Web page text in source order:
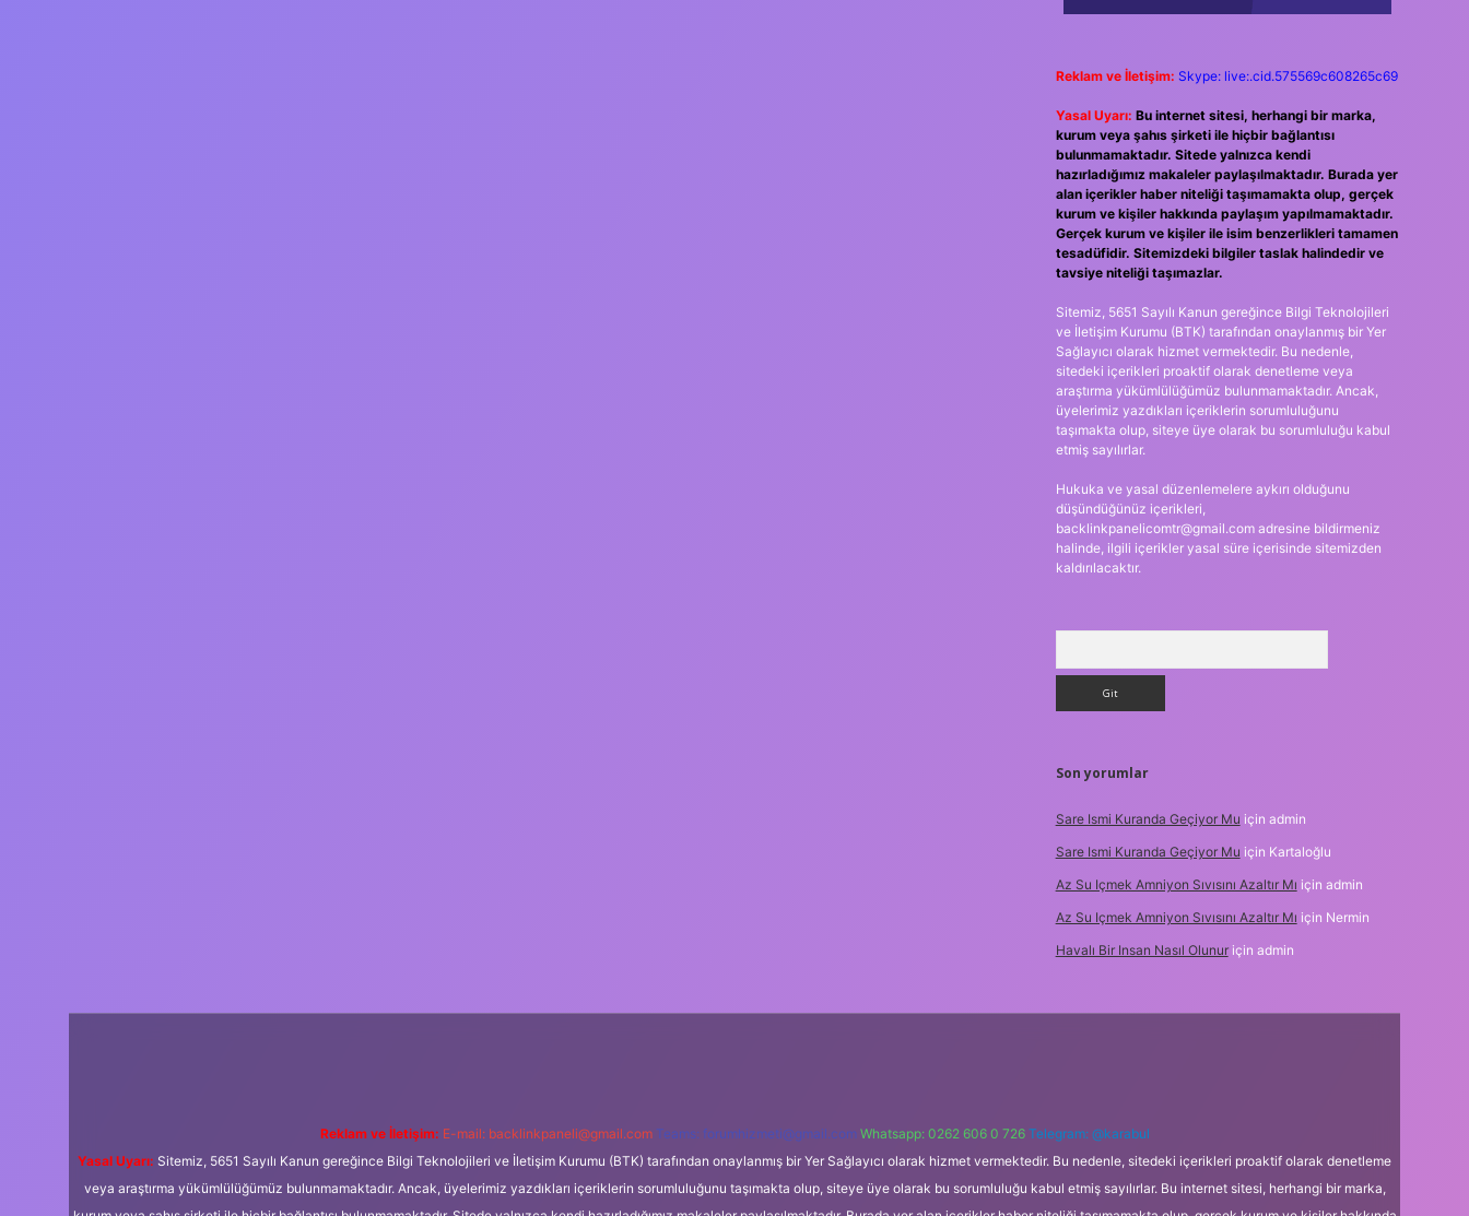
Reklam ve İletişim: Skype: live:.cid.575569c608265c69
Yasal Uyarı: Bu internet sitesi, herhangi bir marka,
kurum veya şahıs şirketi ile hiçbir bağlantısı
bulunmamaktadır. Sitede yalnızca kendi
hazırladığımız makaleler paylaşılmaktadır. Burada yer
alan içerikler haber niteliği taşımamakta olup, gerçek
kurum ve kişiler hakkında paylaşım yapılmamaktadır.
Gerçek kurum ve kişiler ile isim benzerlikleri tamamen
tesadüfidir. Sitemizdeki bilgiler taslak halindedir ve
tavsiye niteliği taşımazlar.
Sitemiz, 5651 Sayılı Kanun gereğince Bilgi Teknolojileri
ve İletişim Kurumu (BTK) tarafından onaylanmış bir Yer
Sağlayıcı olarak hizmet vermektedir. Bu nedenle,
sitedeki içerikleri proaktif olarak denetleme veya
araştırma yükümlülüğümüz bulunmamaktadır. Ancak,
üyelerimiz yazdıkları içeriklerin sorumluluğunu
taşımakta olup, siteye üye olarak bu sorumluluğu kabul
etmiş sayılırlar.
Hukuka ve yasal düzenlemelere aykırı olduğunu
düşündüğünüz içerikleri,
backlinkpanelicomtr@gmail.comadresine bildirmeniz
halinde, ilgili içerikler yasal süre içerisinde sitemizden
kaldırılacaktır.
Son yorumlar
Sare Ismi Kuranda Geçiyor Mu için admin
Sare Ismi Kuranda Geçiyor Mu için Kartaloğlu
Az Su Içmek Amniyon Sıvısını Azaltır Mı için admin
Az Su Içmek Amniyon Sıvısını Azaltır Mı için Nermin
Havalı Bir Insan Nasıl Olunuriçin admin
Reklam ve İletişim: E-mail: backlinkpaneli@gmail.com Teams: forumhizmeti@gmail.com Whatsapp: 0262 606 0 726 Telegram: @karabul
Yasal Uyarı: Sitemiz, 5651 Sayılı Kanun gereğince Bilgi Teknolojileri ve İletişim Kurumu (BTK) tarafından onaylanmış bir Yer Sağlayıcı olarak hizmet vermektedir. Bu nedenle, sitedeki içerikleri proaktif olarak denetleme
veya araştırma yükümlülüğümüz bulunmamaktadır. Ancak, üyelerimiz yazdıkları içeriklerin sorumluluğunu taşımakta olup, siteye üye olarak bu sorumluluğu kabul etmiş sayılırlar. Bu internet sitesi, herhangi bir marka,